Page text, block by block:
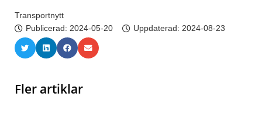
Transportnytt
Publicerad: 2024-05-20 Uppdaterad: 2024-08-23
Fler artiklar